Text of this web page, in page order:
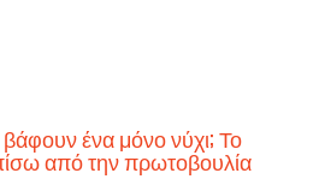
βάφουν ένα μόνο νύχι; Το
από την πρωτοβουλία